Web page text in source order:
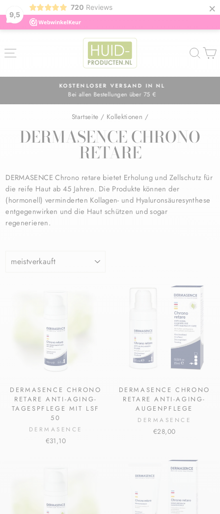
9,5
720 Reviews ×
Inhalt
SEITENNAVIGATION
Pause
KOSTENLOSER VERSAND IN NL
Bei allen Bestellungen über 75 €
Startseite / Kollektionen /
DERMASENCE CHRONO
RETARE
DERMASENCE Chrono retare bietet Erholung und Zellschutz für
die reife Haut ab 45 Jahren. Die Produkte können der
(hormonell) verminderten Kollagen- und Hyaluronsäuresynthese
entgegenwirken und die Haut schützen und sogar
regenerieren.
DERMASENCE CHRONO
RETARE ANTI-AGING-
TAGESPFLEGE MIT LSF
50
DERMASENCE
€31,10
DERMASENCE CHRONO
RETARE ANTI-AGING-
AUGENPFLEGE
DERMASENCE
€28,00